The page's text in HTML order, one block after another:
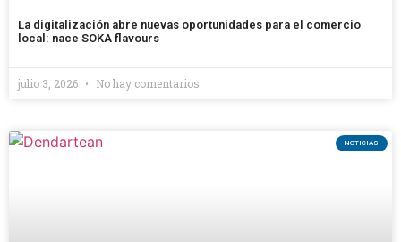
La digitalización abre nuevas oportunidades para el comercio
local: nace SOKA flavours
julio 3, 2026 No hay comentarios
NOTICIAS